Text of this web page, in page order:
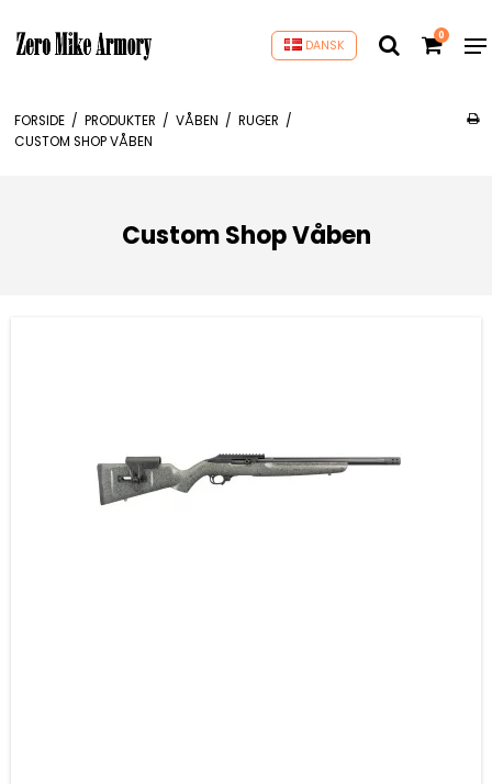
DANSK
0
FORSIDE / PRODUKTER / VÅBEN / RUGER /
CUSTOM SHOP VÅBEN
Custom Shop Våben